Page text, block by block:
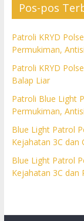
Pos-pos
Patroli KRYD
Permukiman,
Patroli KRYD
Balap Liar
Patroli Blue Light
Permukiman,
Blue Light Patrol
Kejahatan 3C dan
Blue Light Patrol
Kejahatan 3C dan